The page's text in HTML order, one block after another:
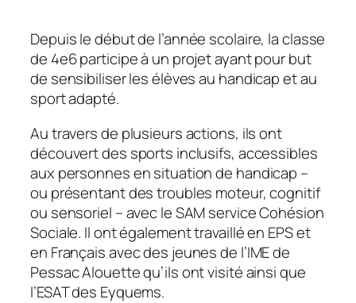
Depuis le début de l’année scolaire, la classe
de 4e6 participe à un projet ayant pour but
de sensibiliser les élèves au handicap et au
sport adapté.
Au travers de plusieurs actions, ils ont
découvert des sports inclusifs, accessibles
aux personnes en situation de handicap –
ou présentant des troubles moteur, cognitif
ou sensoriel – avec le SAM service Cohésion
Sociale. Il ont également travaillé en EPS et
en Français avec des jeunes de l’IME de
Pessac Alouette qu’ils ont visité ainsi que
l’ESAT des Eyquems.